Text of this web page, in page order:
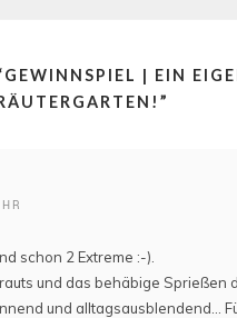
GEWINNSPIEL | EIN
”
schon 2 Extreme :-).
und das behäbige Sprießen
und alltagsausblendend…